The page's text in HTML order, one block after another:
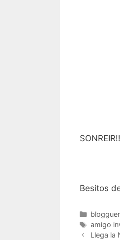
Besitos
amigo
Navegación
Llega la